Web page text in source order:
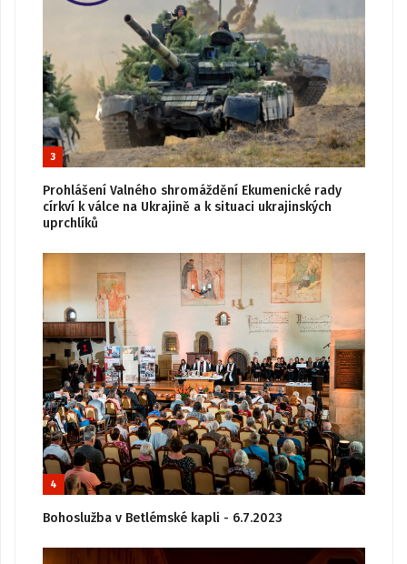
3
Prohlášení Valného shromáždění Ekumenické rady
církví k válce na Ukrajině a k situaci ukrajinských
uprchlíků
4
Bohoslužba v Betlémské kapli - 6.7.2023